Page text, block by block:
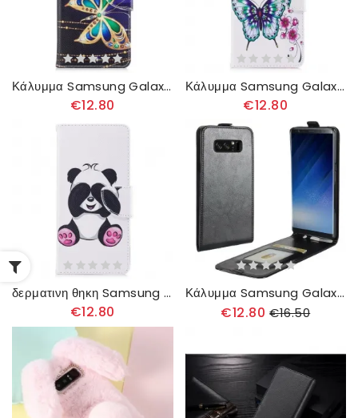
Κάλυμμα Samsung Galaxy Note 8 Μαγική Πεταλούδα
€12.80
Κάλυμμα Samsung Galaxy Note 8 Υπέροχες Πεταλούδες
€12.80
δερματινη θηκη Samsung Galaxy Note 8 Panda Fun
€12.80
Κάλυμμα Samsung Galaxy Note 8 Θήκη Flip Πτυσσόμενο Εφέ Δέρματος
€12.80 €16.50